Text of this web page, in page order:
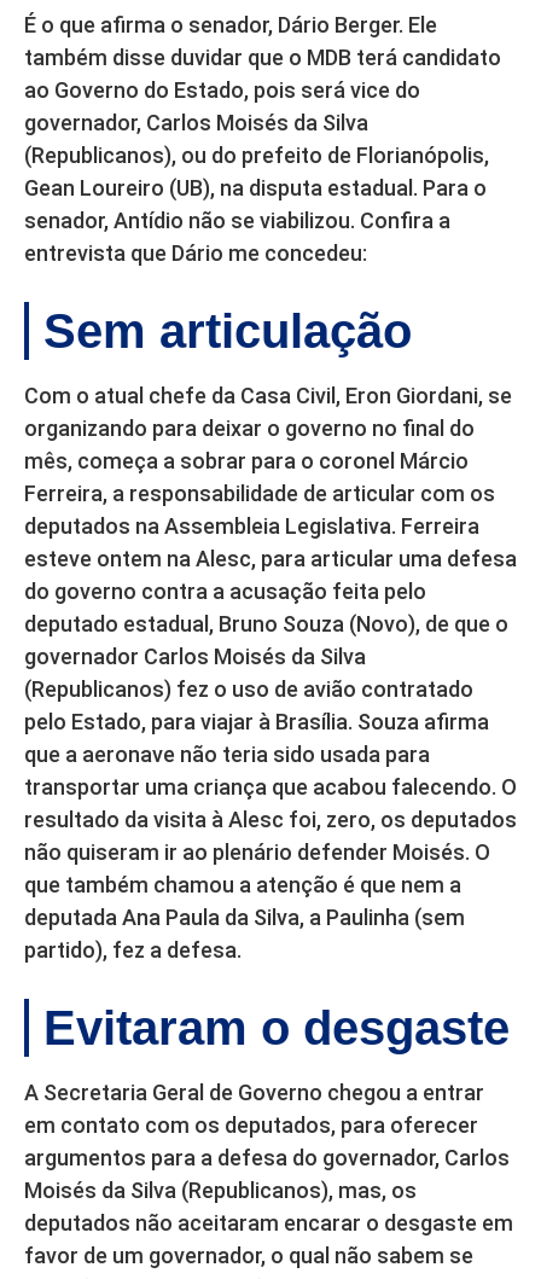
É o que afirma o senador, Dário Berger. Ele
também disse duvidar que o MDB terá candidato
ao Governo do Estado, pois será vice do
governador, Carlos Moisés da Silva
(Republicanos), ou do prefeito de Florianópolis,
Gean Loureiro (UB), na disputa estadual. Para o
senador, Antídio não se viabilizou. Confira a
entrevista que Dário me concedeu:
Sem articulação
Com o atual chefe da Casa Civil, Eron Giordani, se
organizando para deixar o governo no final do
mês, começa a sobrar para o coronel Márcio
Ferreira, a responsabilidade de articular com os
deputados na Assembleia Legislativa. Ferreira
esteve ontem na Alesc, para articular uma defesa
do governo contra a acusação feita pelo
deputado estadual, Bruno Souza (Novo), de que o
governador Carlos Moisés da Silva
(Republicanos) fez o uso de avião contratado
pelo Estado, para viajar à Brasília. Souza afirma
que a aeronave não teria sido usada para
transportar uma criança que acabou falecendo. O
resultado da visita à Alesc foi, zero, os deputados
não quiseram ir ao plenário defender Moisés. O
que também chamou a atenção é que nem a
deputada Ana Paula da Silva, a Paulinha (sem
partido), fez a defesa.
Evitaram o desgaste
A Secretaria Geral de Governo chegou a entrar
em contato com os deputados, para oferecer
argumentos para a defesa do governador, Carlos
Moisés da Silva (Republicanos), mas, os
deputados não aceitaram encarar o desgaste em
favor de um governador, o qual não sabem se